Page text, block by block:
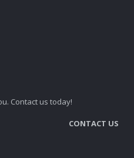
Contact us today!
CONTACT US